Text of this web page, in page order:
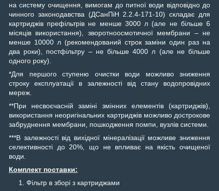
на систему очищення, вимогам до питної води відповідно до
чинного законодавства (ДСанПіН 2.2.4-171-10) складає для
картриджів префільтрів не менше 3000 л (але не більше 6
місяців використання), зворотноосмотичної мембрани – не
менше 10000 л (рекомендований строк заміни один раз на
два роки), постфільтру – не більше 4000 л (але не більше
одного року).
*Для першого ступеню очистки води можливо зниження
строку експлуатації в залежності від стану водопровідних
мереж.
**При несвоєчасній заміні змінних елементів (картриджів),
використання неоригінальних картриджів можливо дострокове
забруднення мембрани, пошкодження помпи, вузлів системи.
***В залежності від вихідної мінералізації можливе зниження
селективності до 20%, що не впливає на якість очищеної
води.
Комплект поставки:
Фільтр в зборі з картриджами